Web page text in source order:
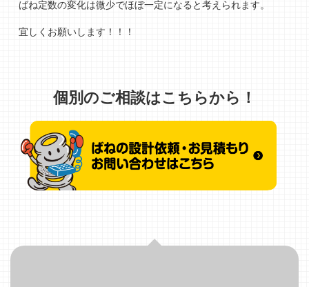
ばね定数の変化は微少でほぼ一定になると考えられます。
宜しくお願いします！！！
個別のご相談はこちらから！